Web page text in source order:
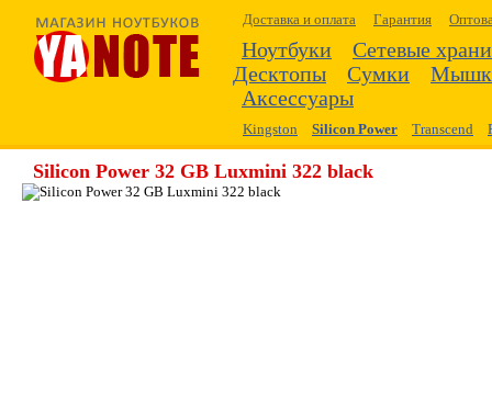
Доставка и оплата Гарантия
Ноутбуки
Сетевые
Десктопы
Сумки
Аксессуары
Kingston Silicon Power Transcend
Silicon Power 32 GB Luxmini 322 black